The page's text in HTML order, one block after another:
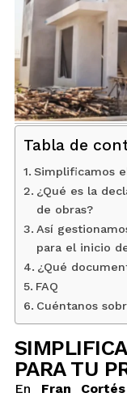
SERVICIOS
BLOG
CONTACTO
TIENDA
Tabla de
Simplificamos
¿Qué es la
de obras?
Así
para el inicio
¿Qué
FAQ
Cuéntanos
PARA TU
En Fran